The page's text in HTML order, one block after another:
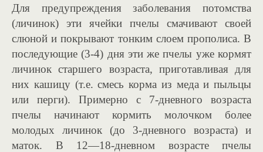
Для предупреждения заболевания потомства
(личинок) эти ячейки пчелы смачивают своей
слюной и покрывают тонким слоем прополиса. В
последующие (3-4) дня эти же пчелы уже кормят
личинок старшего возраста, приготавливая для
них кашицу (т.е. смесь корма из меда и пыльцы
или перги). Примерно с 7-дневного возраста
пчелы начинают кормить молочком более
молодых личинок (до 3-дневного возраста) и
маток. В 12—18-дневном возрасте пчелы